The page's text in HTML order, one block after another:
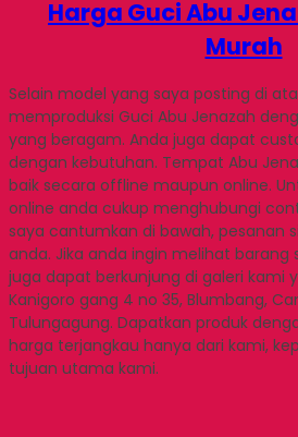
Harga Guci Abu
Murah
Selain model yang saya posting di
memproduksi Guci Abu Jenazah
yang beragam. Anda juga dapat
dengan kebutuhan. Tempat Abu
baik secara offline maupun online.
online anda cukup menghubungi
saya cantumkan di bawah, pesanan
anda. Jika anda ingin melihat barang
juga dapat berkunjung di galeri kami
Kanigoro gang 4 no 35, Blumbang,
Tulungagung. Dapatkan produk
harga terjangkau hanya dari kami,
tujuan utama kami.